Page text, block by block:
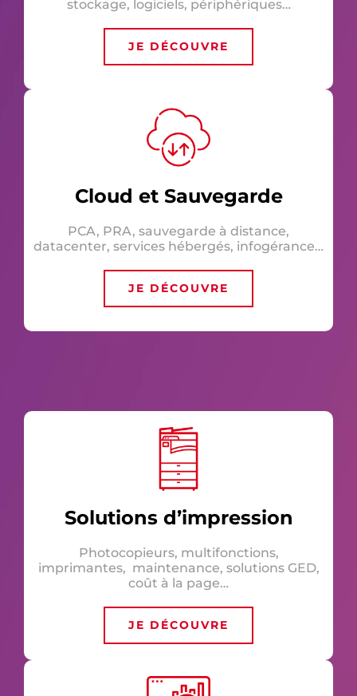
stockage, logiciels, périphériques…
JE DÉCOUVRE
Cloud et Sauvegarde
PCA, PRA, sauvegarde à distance,
datacenter, services hébergés, infogérance…
JE DÉCOUVRE
Solutions d’impression
Photocopieurs, multifonctions,
imprimantes, maintenance, solutions GED,
coût à la page…
JE DÉCOUVRE